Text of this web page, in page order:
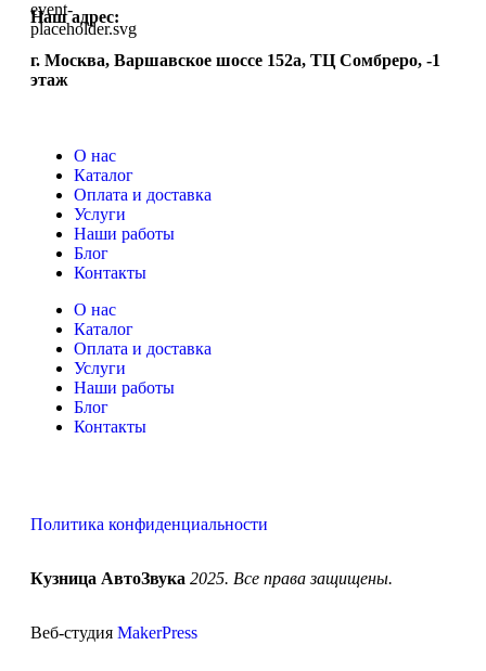
Наш адрес:
г. Москва, Варшавское шоссе 152а, ТЦ Сомбреро, -1
этаж
О нас
Каталог
Оплата и доставка
Услуги
Наши работы
Блог
Контакты
О нас
Каталог
Оплата и доставка
Услуги
Наши работы
Блог
Контакты
Политика конфиденциальности
Кузница АвтоЗвука 2025. Все права защищены.
Веб-студия MakerPress